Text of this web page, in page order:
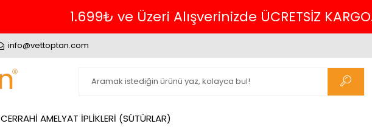
info@vettoptan.com
CERRAHİ AMELYAT İPLİKLERİ (SÜTÜRLAR)